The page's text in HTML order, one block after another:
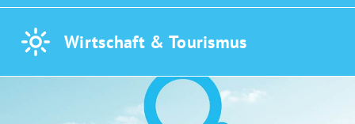
Wirtschaft & Tourismus